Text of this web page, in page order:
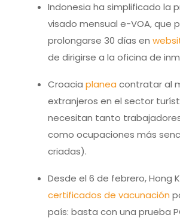
Indonesia ha simplificado la
visado mensual e-VOA, que
prolongarse 30 días en
de dirigirse a la oficina de
Croacia planea contratar al
extranjeros en el sector
necesitan tanto
como ocupaciones más
criadas).
Desde el 6 de febrero, Hong
certificados de vacunación
país: basta con una prueba